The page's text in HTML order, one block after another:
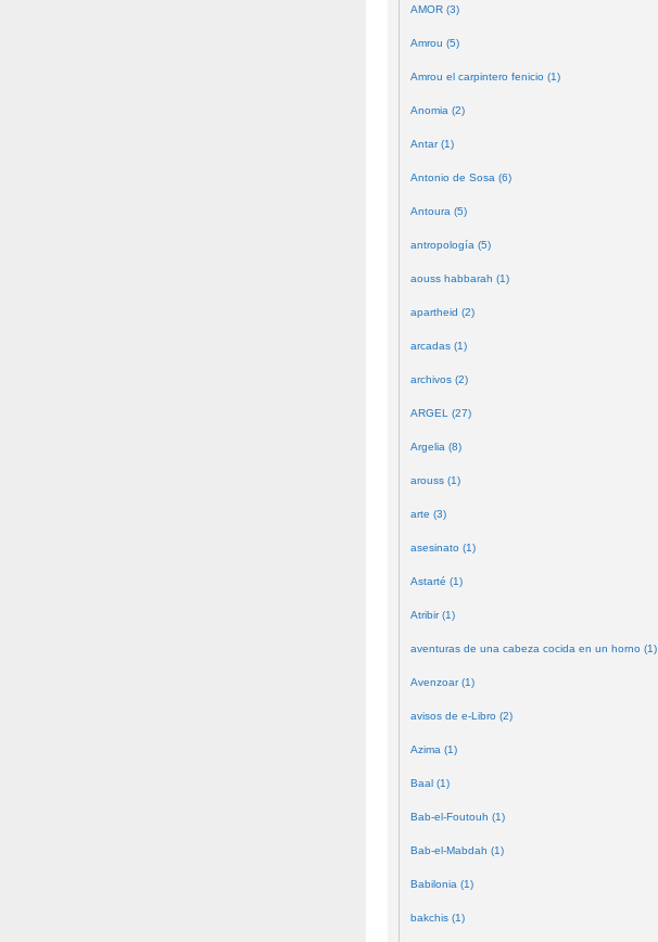
AMOR (3)
Amrou (5)
Amrou el carpintero fenicio (1)
Anomia (2)
Antar (1)
Antonio de Sosa (6)
Antoura (5)
antropología (5)
aouss habbarah (1)
apartheid (2)
arcadas (1)
archivos (2)
ARGEL (27)
Argelia (8)
arouss (1)
arte (3)
asesinato (1)
Astarté (1)
Atribir (1)
aventuras de una cabeza cocida en un horno (1)
Avenzoar (1)
avisos de e-Libro (2)
Azima (1)
Baal (1)
Bab-el-Foutouh (1)
Bab-el-Mabdah (1)
Babilonia (1)
bakchis (1)